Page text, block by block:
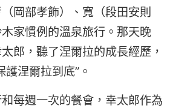
岡部孝飾）、寬（段田安則
家慣例的溫泉旅行。那天晚
郎，聽了涅爾拉的成長經歷，
涅爾拉到底”。
每週一次的餐會，幸太郎作為